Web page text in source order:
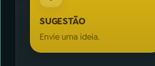
SUGESTÃO
Envie uma ideia.